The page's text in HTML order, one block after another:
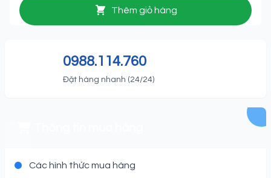
Thêm giỏ hàng
0988.114.760
Đặt hàng nhanh (24/24)
Các hình thức mua hàng